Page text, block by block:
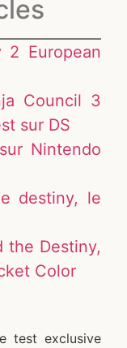
2 European
Council 3
sur DS
Nintendo
destiny, le
the Destiny,
Color
test exclusive